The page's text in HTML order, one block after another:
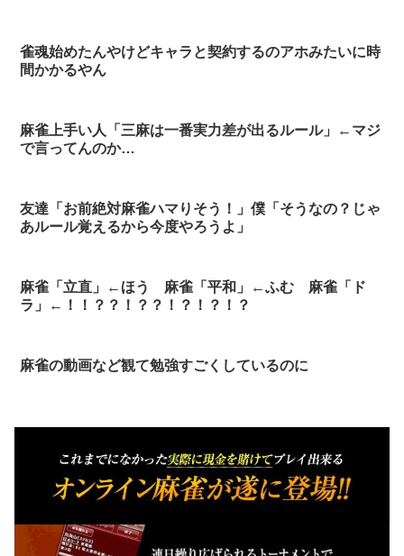
雀魂始めたんやけどキャラと契約するのアホみたいに時
間かかるやん
麻雀上手い人「三麻は一番実力差が出るルール」←マジ
で言ってんのか…
友達「お前絶対麻雀ハマりそう！」僕「そうなの？じゃ
あルール覚えるから今度やろうよ」
麻雀「立直」←ほう 麻雀「平和」←ふむ 麻雀「ド
ラ」←！！？？！？？！？！？！？
麻雀の動画など観て勉強すごくしているのに